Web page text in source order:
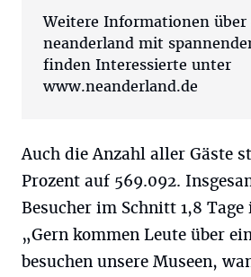
Weitere Informationen über
neanderland mit
finden Interessierte unter
www.neanderland.de
Auch die Anzahl aller Gäste
Prozent auf 569.092.
Besucher im Schnitt 1,8
„Gern kommen Leute über
besuchen unsere Museen,